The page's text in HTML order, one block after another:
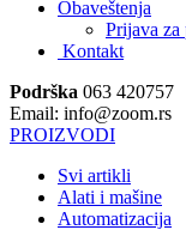
Obaveštenja
Prijava za
Kontakt
Podrška 063 420757
Email: info@zoom.rs
PROIZVODI
Svi artikli
Alati i mašine
Automatizacija